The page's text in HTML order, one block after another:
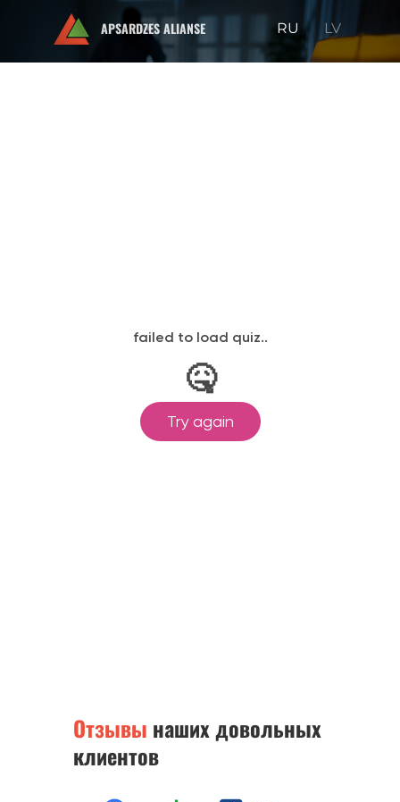
APSARDZES ALIANSE RU LV
Отзывы наших довольных
клиентов